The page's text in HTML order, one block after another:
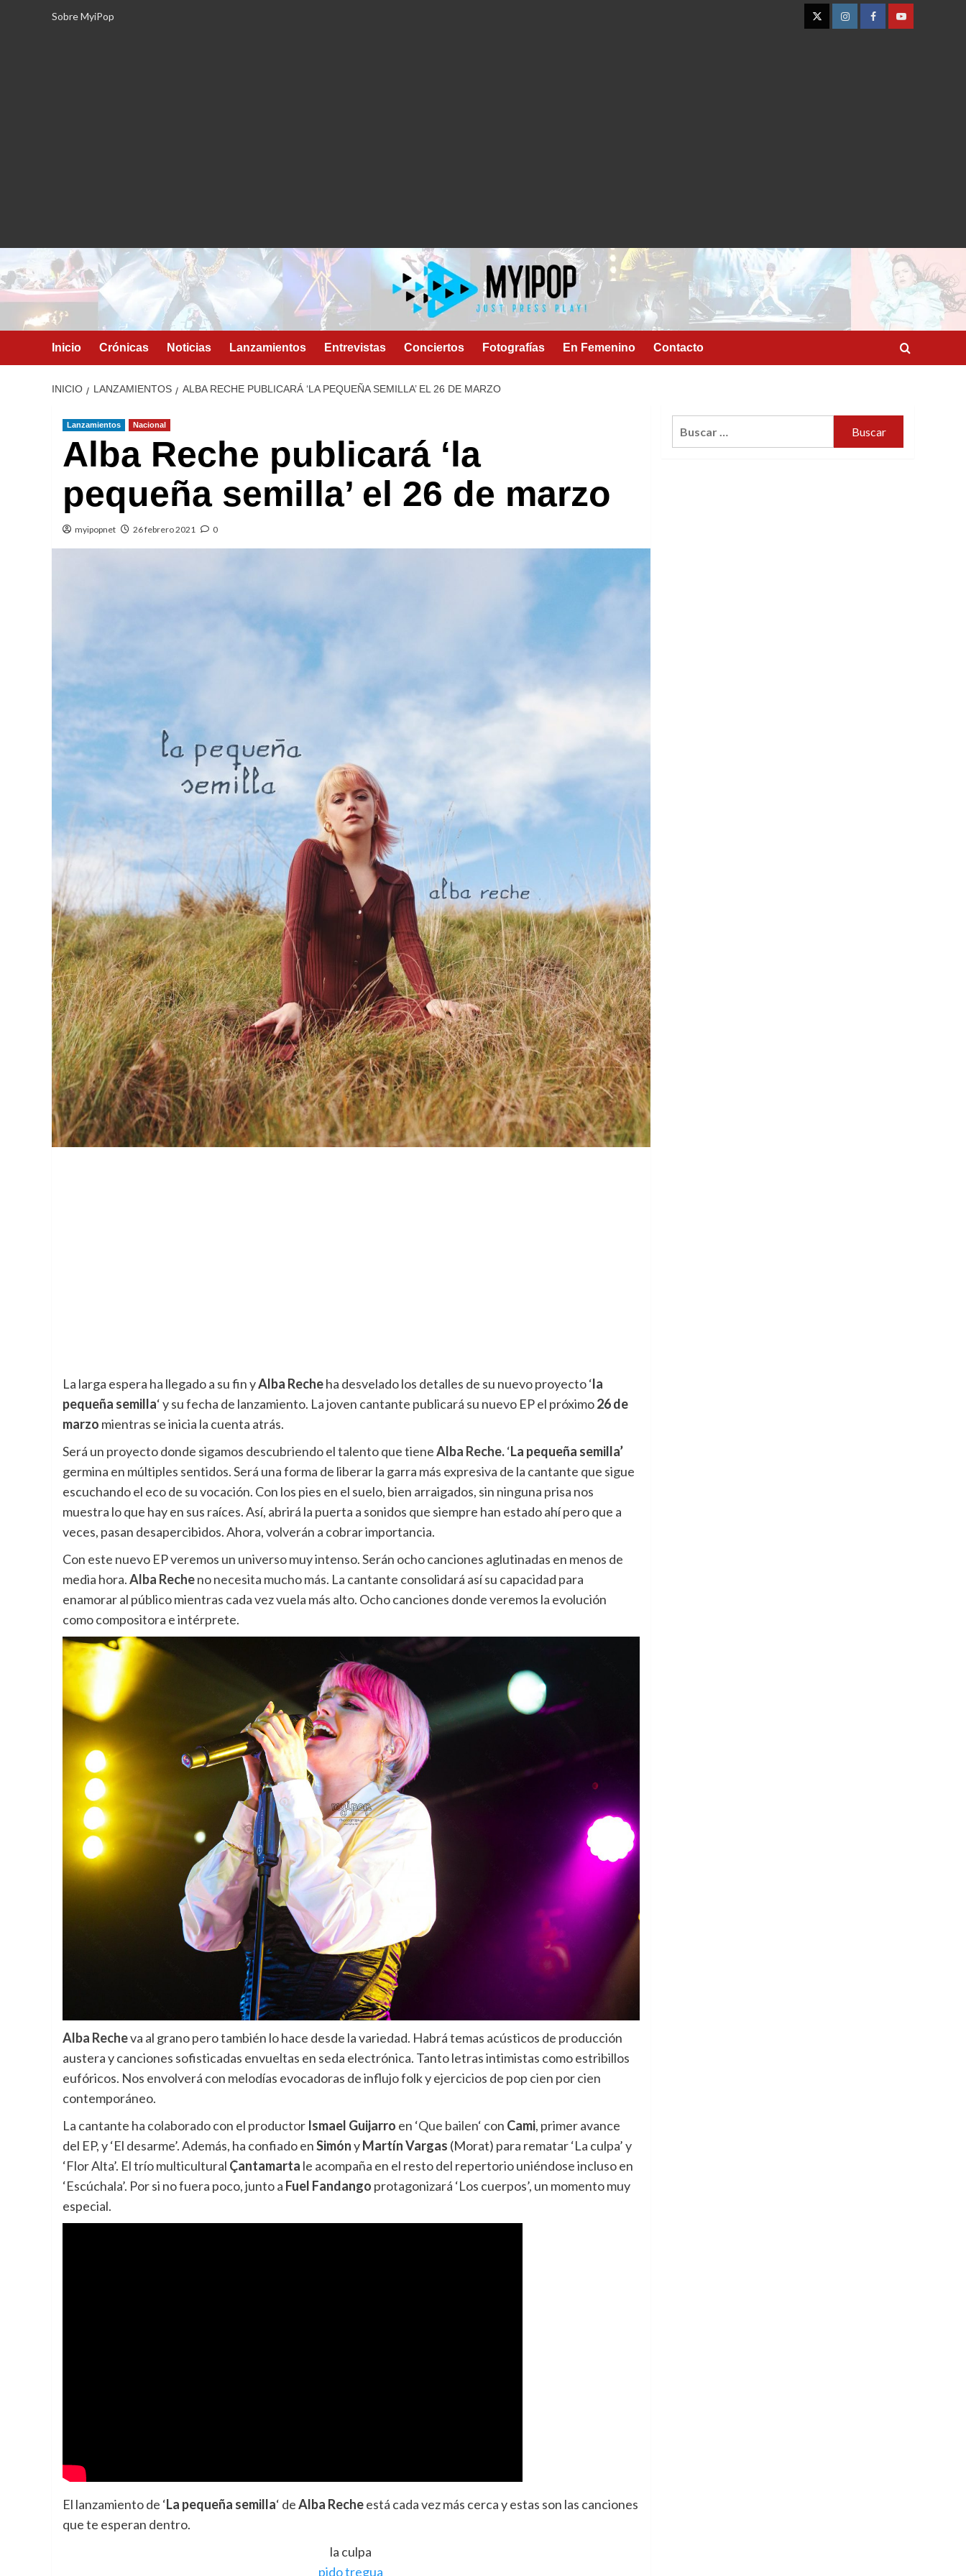
Sobre MyiPop
TwitterInstagramFacebookYouTube
Inicio Crónicas Noticias Lanzamientos Entrevistas Conciertos Fotografías En Femenino Contacto
INICIO LANZAMIENTOS ALBA RECHE PUBLICARÁ ‘LA PEQUEÑA SEMILLA’ EL 26 DE MARZO
Lanzamientos Nacional
Alba Reche publicará ‘la
pequeña semilla’ el 26 de marzo
myipopnet 26 febrero 2021 0
La larga espera ha llegado a su fin yAlba Recheha desvelado los detalles de su nuevo proyecto ‘la
pequeña semilla‘ y su fecha de lanzamiento. La joven cantante publicará su nuevo EP el próximo26 de
marzo mientras se inicia la cuenta atrás.
Será un proyecto donde sigamos descubriendo el talento que tieneAlba Reche.‘La pequeña semilla’
germina en múltiples sentidos. Será una forma de liberar la garra más expresiva de la cantante que sigue
escuchando el eco de su vocación. Con los pies en el suelo, bien arraigados, sin ninguna prisa nos
muestra lo que hay en sus raíces. Así, abrirá la puerta a sonidos que siempre han estado ahí pero que a
veces, pasan desapercibidos. Ahora, volverán a cobrar importancia.
Con este nuevo EP veremos un universo muy intenso. Serán ocho canciones aglutinadas en menos de
media hora.Alba Recheno necesita mucho más. La cantante consolidará así su capacidad para
enamorar al público mientras cada vez vuela más alto. Ocho canciones donde veremos la evolución
como compositora e intérprete.
Alba Recheva al grano pero también lo hace desde la variedad. Habrá temas acústicos de producción
austera y canciones sofisticadas envueltas en seda electrónica. Tanto letras intimistas como estribillos
eufóricos. Nos envolverá con melodías evocadoras de influjo folk y ejercicios de pop cien por cien
contemporáneo.
La cantante ha colaborado con el productor Ismael Guijarro en ‘Que bailen‘ con Cami, primer avance
del EP, y ‘El desarme’. Además, ha confiado enSimónyMartín Vargas (Morat) para rematar ‘La culpa’ y
‘Flor Alta’. El trío multicultural Çantamarta le acompaña en el resto del repertorio uniéndose incluso en
‘Escúchala’. Por si no fuera poco, junto a Fuel Fandango protagonizará ‘Los cuerpos’, un momento muy
especial.
El lanzamiento de ‘La pequeña semilla‘ deAlba Recheestá cada vez más cerca y estas son las canciones
que te esperan dentro.
la culpa
pido tregua